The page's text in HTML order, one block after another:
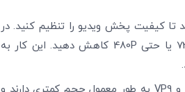
تا کیفیت پخش ویدیو را تنظیم کنید. در
صورت وجود مشکلات در سرعت اینترنت، می ‌توانید کیفیت ویدیو را به 720P یا حتی 480P کاهش دهید. این کار به